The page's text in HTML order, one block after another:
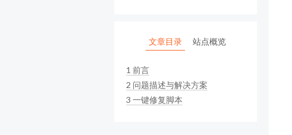
文章目录 站点概览
1 前言
2 问题描述与解决方案
3 一键修复脚本